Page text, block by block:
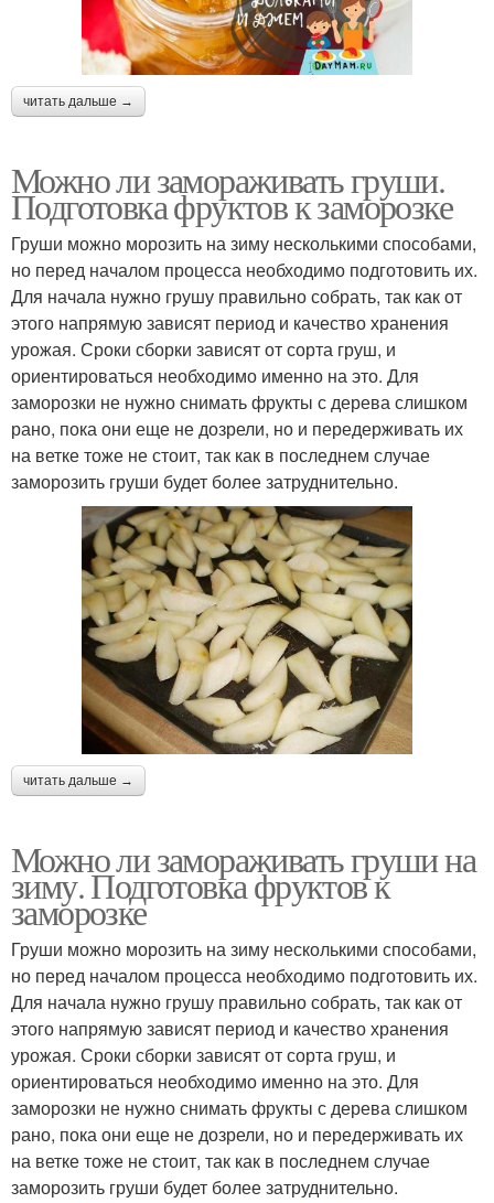
читать дальше →
Можно ли замораживать груши.
Подготовка фруктов к заморозке
Груши можно морозить на зиму несколькими способами,
но перед началом процесса необходимо подготовить их.
Для начала нужно грушу правильно собрать, так как от
этого напрямую зависят период и качество хранения
урожая. Сроки сборки зависят от сорта груш, и
ориентироваться необходимо именно на это. Для
заморозки не нужно снимать фрукты с дерева слишком
рано, пока они еще не дозрели, но и передерживать их
на ветке тоже не стоит, так как в последнем случае
заморозить груши будет более затруднительно.
читать дальше →
Можно ли замораживать груши на
зиму. Подготовка фруктов к
заморозке
Груши можно морозить на зиму несколькими способами,
но перед началом процесса необходимо подготовить их.
Для начала нужно грушу правильно собрать, так как от
этого напрямую зависят период и качество хранения
урожая. Сроки сборки зависят от сорта груш, и
ориентироваться необходимо именно на это. Для
заморозки не нужно снимать фрукты с дерева слишком
рано, пока они еще не дозрели, но и передерживать их
на ветке тоже не стоит, так как в последнем случае
заморозить груши будет более затруднительно.